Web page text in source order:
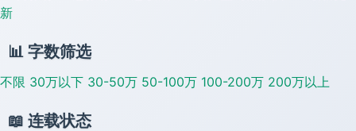
新
📊 字数筛选
不限 30万以下 30-50万 50-100万 100-200万 200万以上
📖 连载状态